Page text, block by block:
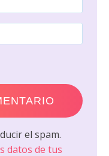
el spam.
datos de tus